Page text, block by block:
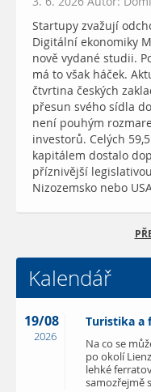
Startupy zvažují
Digitální ekonomiky
nově vydané studii.
má to však háček.
čtvrtina českých
přesun svého sídla
není pouhým
investorů. Celých
kapitálem dostalo
příznivější
Nizozemsko nebo
Kalendář
19/08
2026
Turistika a
Na co se
po okolí
lehké
samozřejmě